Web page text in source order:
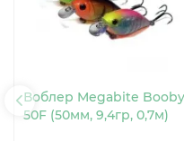
Воблер Megabite Booby
50F (50мм, 9,4гр, 0,7м)